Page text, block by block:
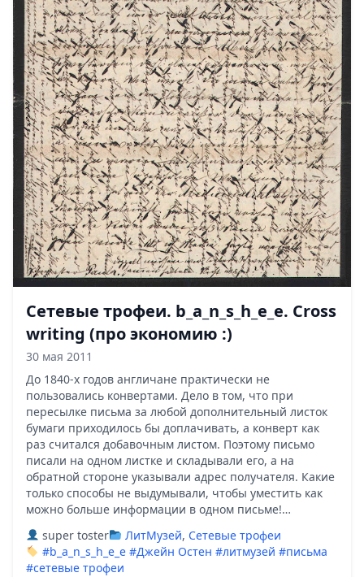
Сетевые трофеи. b_a_n_s_h_e_e. Cross
writing (про экономию :)
30 мая 2011
До 1840-х годов англичане практически не
пользовались конвертами. Дело в том, что при
пересылке письма за любой дополнительный листок
бумаги приходилось бы доплачивать, а конверт как
раз считался добавочным листом. Поэтому письмо
писали на одном листке и складывали его, а на
обратной стороне указывали адрес получателя. Какие
только способы не выдумывали, чтобы уместить как
можно больше информации в одном письме!…
super toster
ЛитМузей, Сетевые трофеи
#b_a_n_s_h_e_e #Джейн Остен #литмузей #письма
#сетевые трофеи